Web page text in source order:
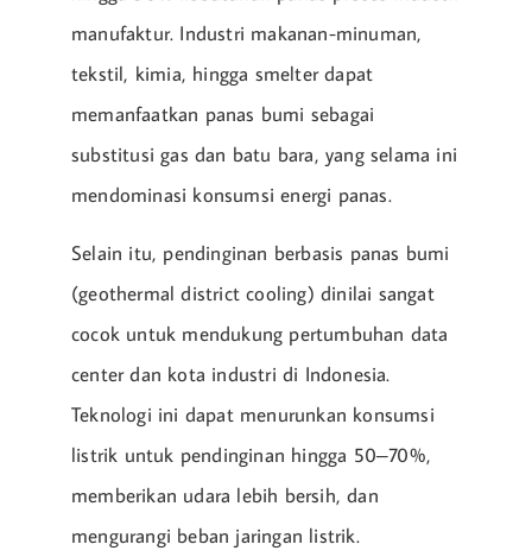
manufaktur. Industri makanan-minuman,
tekstil, kimia, hingga smelter dapat
memanfaatkan panas bumi sebagai
substitusi gas dan batu bara, yang selama ini
mendominasi konsumsi energi panas.
Selain itu, pendinginan berbasis panas bumi
(geothermal district cooling) dinilai sangat
cocok untuk mendukung pertumbuhan data
center dan kota industri di Indonesia.
Teknologi ini dapat menurunkan konsumsi
listrik untuk pendinginan hingga 50–70%,
memberikan udara lebih bersih, dan
mengurangi beban jaringan listrik.